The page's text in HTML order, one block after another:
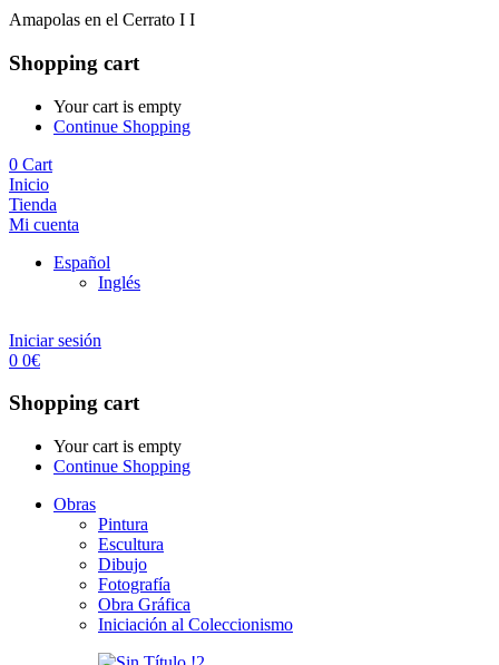
Amapolas en el Cerrato I I
Shopping cart
Your cart is empty
Continue Shopping
0 Cart
Inicio
Tienda
Mi cuenta
Español
Inglés
Iniciar sesión
0 0€
Shopping cart
Your cart is empty
Continue Shopping
Obras
Pintura
Escultura
Dibujo
Fotografía
Obra Gráfica
Iniciación al Coleccionismo